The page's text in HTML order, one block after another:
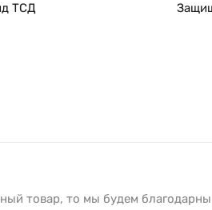
ТСД
товар, то мы будем